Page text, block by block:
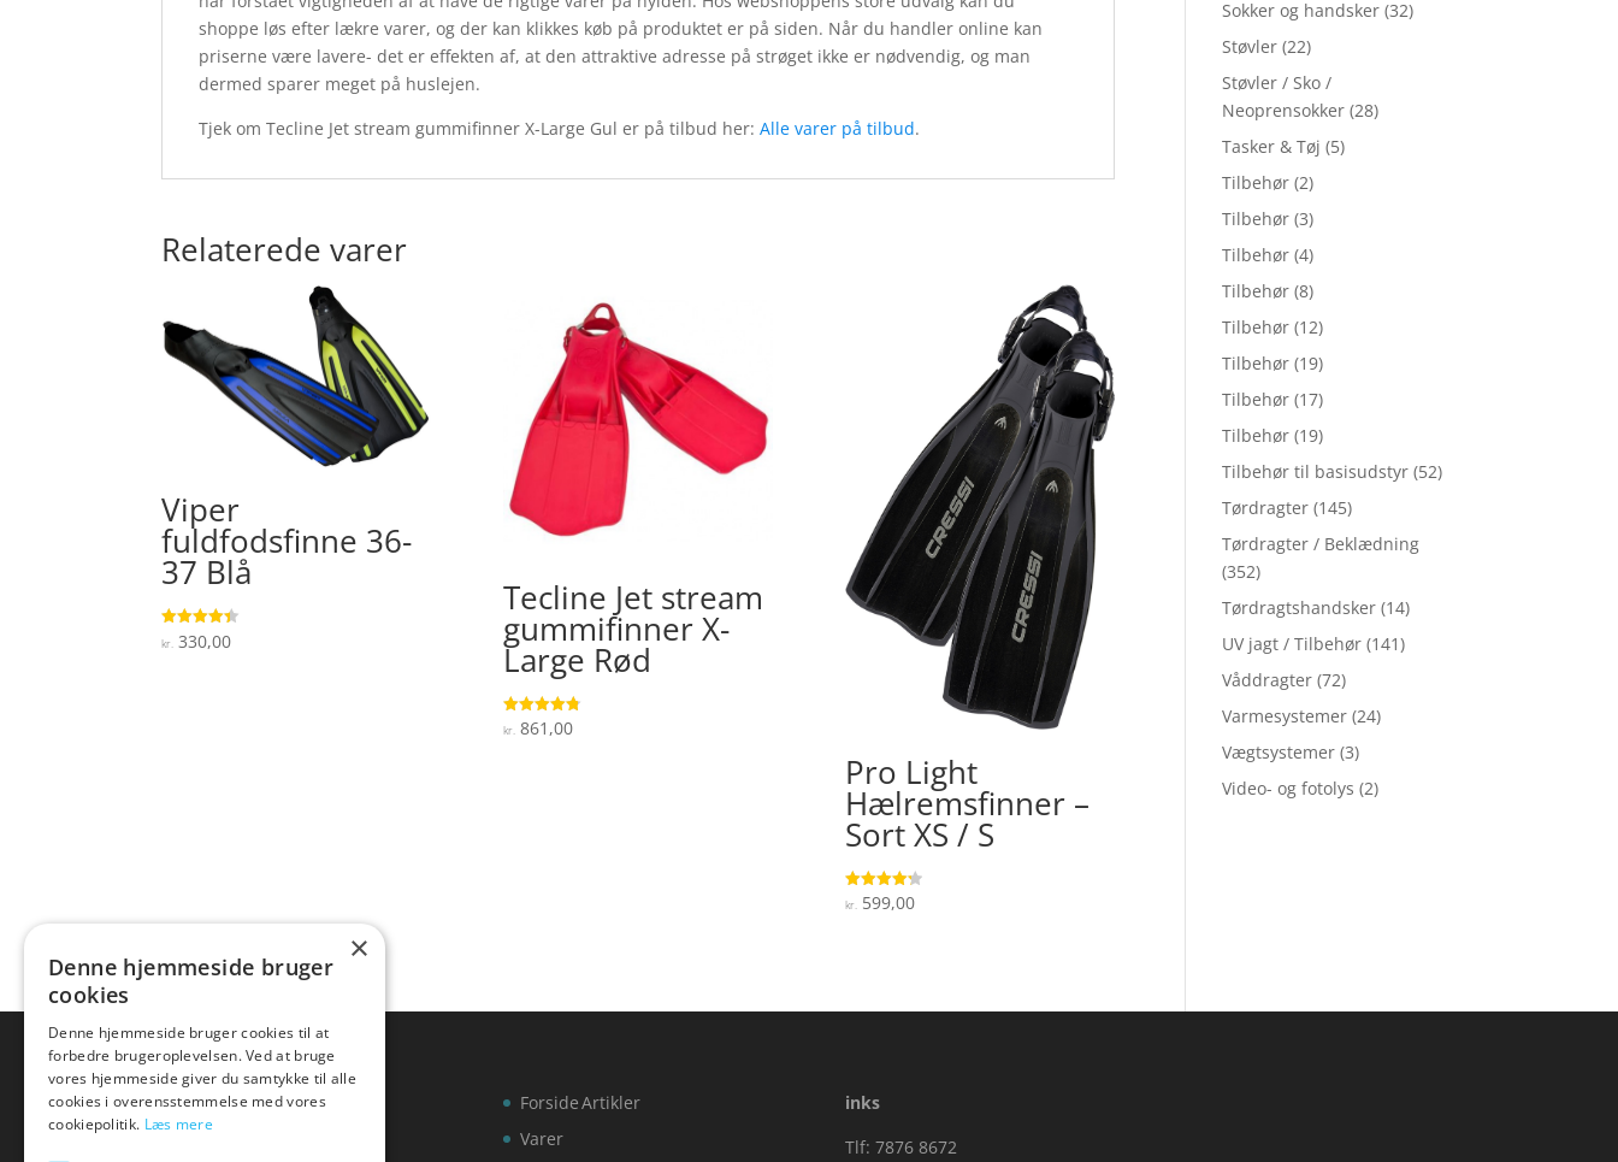
shoppe løs efter lækre varer, og der kan klikkes køb på produktet er på siden. Når du handler online kan
priserne være lavere- det er effekten af, at den attraktive adresse på strøget ikke er nødvendig, og man
dermed sparer meget på huslejen.
Tjek om Tecline Jet stream gummifinner X-Large Gul er på tilbud her:Alle varer på tilbud.
Relaterede varer
Viper
fuldfodsfinne 36-
37 Blå
Vurderet
4.4
kr. 330,00
Tecline Jet stream
gummifinner X-
Large Rød
Vurderet
4.8
kr.861,00
Pro Light
Hælremsfinner –
Sort XS / S
Vurderet
4.3
kr.599,00
Sokker og handsker (32)
Støvler (22)
Støvler / Sko /
Neoprensokker (28)
Tasker & Tøj (5)
Tilbehør (2)
Tilbehør (3)
Tilbehør (4)
Tilbehør (8)
Tilbehør (12)
Tilbehør (19)
Tilbehør (17)
Tilbehør (19)
Tilbehør til basisudstyr (52)
Tørdragter (145)
Tørdragter / Beklædning
(352)
Tørdragtshandsker (14)
UV jagt / Tilbehør (141)
Våddragter (72)
Varmesystemer (24)
Vægtsystemer (3)
Video- og fotolys (2)
Forside
Varer
Artikler
inks
Tlf: 7876 8672
×
Denne hjemmeside bruger
cookies
Denne hjemmeside bruger cookies til at
forbedre brugeroplevelsen. Ved at bruge
vores hjemmeside giver du samtykke til alle
cookies i overensstemmelse med vores
cookiepolitik. Læs mere